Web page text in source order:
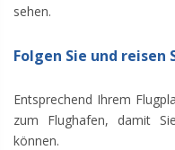
sehen.
Folgen Sie und reisen
Entsprechend Ihrem
zum Flughafen, damit
können.